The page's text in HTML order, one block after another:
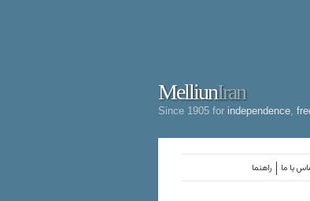
MelliunIran
Since 1905 for independence
راهنما با ما